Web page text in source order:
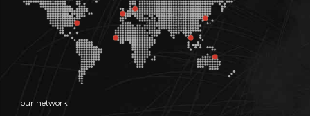
our network